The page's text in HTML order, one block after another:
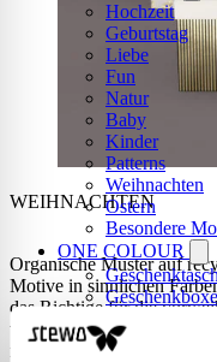
Hochzeit
Geburtstag
Liebe
Fun
Natur
Baby
Kinder
Patterns
Weihnachten
Ostern
Besondere
ONE COLOUR
Servietten
WEIHNACHTEN
Organische Muster auf
Motive in sinnlichen
das Richtige für die
verpacken Sie Ihre
nachhaltig und leisten